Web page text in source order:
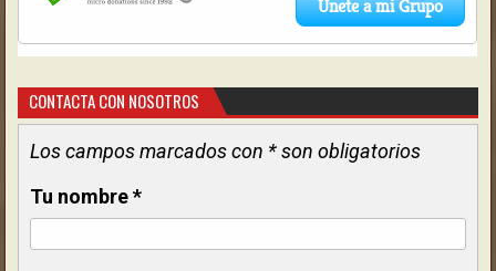
CONTACTA CON NOSOTROS
Los campos marcados con * son obligatorios
Tu nombre*